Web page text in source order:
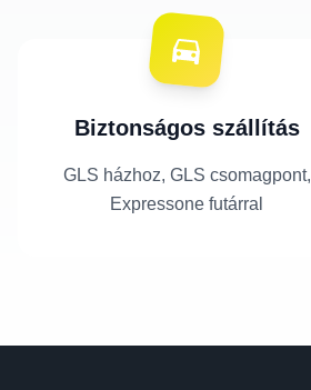
Biztonságos szállítás
GLS házhoz, GLS csomagpont,
Expressone futárral